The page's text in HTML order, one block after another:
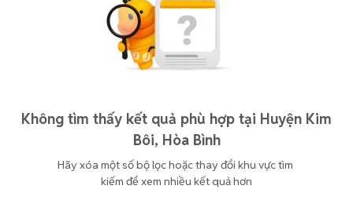
Không tìm thấy kết quả phù hợp tại Huyện Kim
Bôi, Hòa Bình
Hãy xóa một số bộ lọc hoặc thay đổi khu vực tìm
kiếm để xem nhiều kết quả hơn